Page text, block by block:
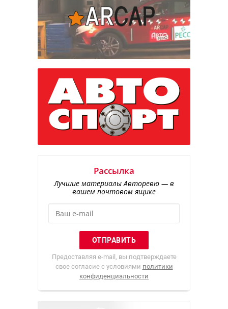
Рассылка
Лучшие материалы Авторевю — в
вашем почтовом ящике
Предоставляя e-mail, вы подтверждаете
свое согласие с условиями политики
конфиденциальности